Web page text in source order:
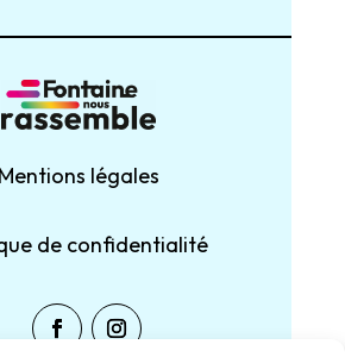
Mentions légales
de confidentialité